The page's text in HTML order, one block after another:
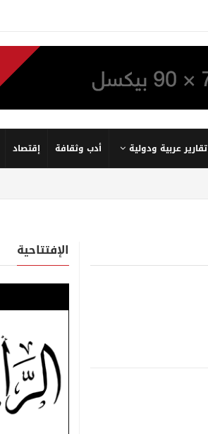
تقارير عربية ودولية أدب وثقافة إقتصاد
الإفتتاحية